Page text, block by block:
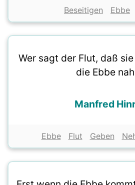
Beseitigen Ebbe
Wer sagt der Flut, daß
die Ebbe
Manfred
Ebbe Flut Geben